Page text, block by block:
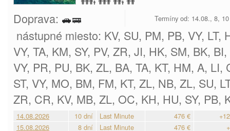
Doprava: Termíny od: 14.08., 8,
nástupné miesto: KV, SU, PM, PB, VY, LT,
VY, TA, KM, SY, PV, ZR, JI, HK, SM, BK,
VY, PR, PU, BK, ZL, BA, TA, KT, HM, A, LI,
ST, VY, MO, BM, FM, KT, ZL, NB, ZL, SU,
ZR, CR, KV, MB, ZL, OC, KH, HU, SY, PB,
14.08.2026 10 dní Last Minute 476 €
15.08.2026
8 dní Last Minute 476 €